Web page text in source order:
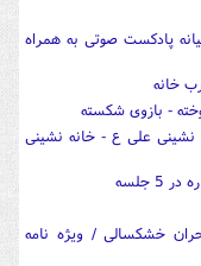
پادکست صوتی به همراه
خانه
- بازوی شکسته
علی ع - خانه نشینی
خشکسالی / ویژه نامه